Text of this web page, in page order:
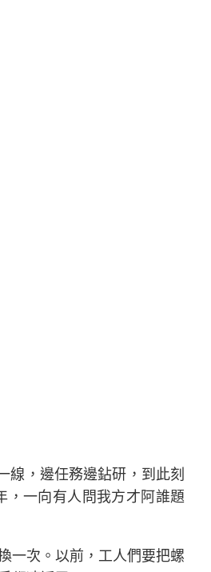
線，邊任務邊鉆研，到此刻
，一向有人問我方才阿誰題
一次。以前，工人們要把螺